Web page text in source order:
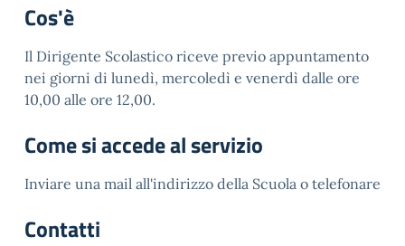
Cos'è
Il Dirigente Scolastico riceve previo appuntamento
nei giorni di lunedì, mercoledì e venerdì dalle ore
10,00 alle ore 12,00.
Come si accede al servizio
Inviare una mail all'indirizzo della Scuola o telefonare
Contatti